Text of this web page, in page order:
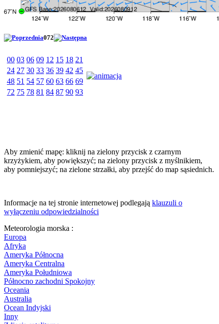
072
00 03 06 09 12 15 18 21
24 27 30 33 36 39 42 45
48 51 54 57 60 63 66 69
72 75 78 81 84 87 90 93
Aby zmienić mapę: kliknij na zielony przycisk z czarnym
krzyżykiem, aby powiększyć; na zielony przycisk z myślnikiem,
aby pomniejszyć; na zielone strzałki, aby przejść do map sąsiednich.
Informacje na tej stronie internetowej podlegają klauzuli o
wyłączeniu odpowiedzialności
Meteorologia morska :
Europa
Afryka
Ameryka Północna
Ameryka Centralna
Ameryka Południowa
Północno zachodni Spokojny
Oceania
Australia
Ocean Indyjski
Inny